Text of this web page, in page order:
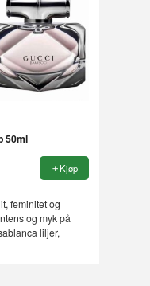
50ml
Kjøp
feminitet og
og myk på
liljer,